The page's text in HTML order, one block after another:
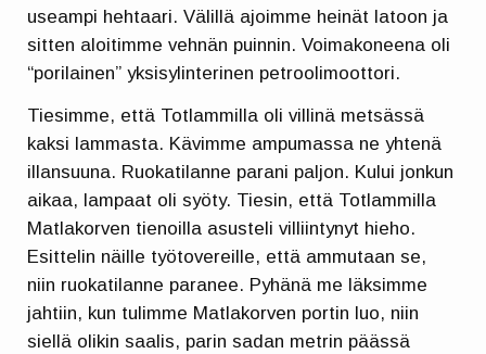
useampi hehtaari. Välillä ajoimme heinät latoon ja
sitten aloitimme vehnän puinnin. Voimakoneena oli
“porilainen” yksisylinterinen petroolimoottori.
Tiesimme, että Totlammilla oli villinä metsässä
kaksi lammasta. Kävimme ampumassa ne yhtenä
illansuuna. Ruokatilanne parani paljon. Kului jonkun
aikaa, lampaat oli syöty. Tiesin, että Totlammilla
Matlakorven tienoilla asusteli villiintynyt hieho.
Esittelin näille työtovereille, että ammutaan se,
niin ruokatilanne paranee. Pyhänä me läksimme
jahtiin, kun tulimme Matlakorven portin luo, niin
siellä olikin saalis, parin sadan metrin päässä